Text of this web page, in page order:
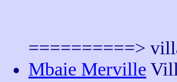
==========>
Mbaie Merville